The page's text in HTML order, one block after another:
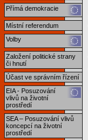
Přímá demokracie
Místní referendum
Volby
Založení politické strany
či hnutí
Účast ve správním řízení
EIA - Posuzování
vlivů na životní
prostředí
SEA – Posuzování vlivů
koncepcí na životní
prostředí